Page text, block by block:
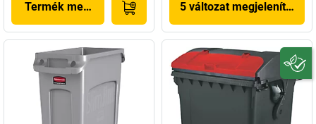
Termék megjelenítése 5 változat megjelenítése